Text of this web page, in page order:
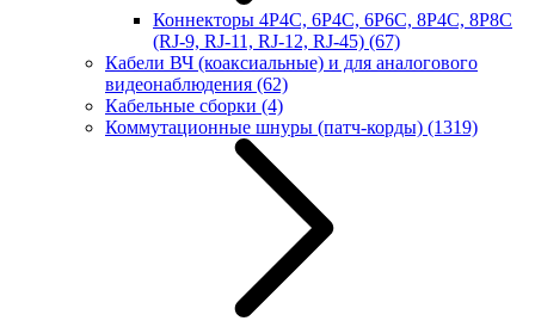
Коннекторы 4P4C, 6P4C, 6P6C, 8P4C, 8P8C
(RJ-9, RJ-11, RJ-12, RJ-45) (67)
Кабели ВЧ (коаксиальные) и для аналогового
видеонаблюдения (62)
Кабельные сборки (4)
Коммутационные шнуры (патч-корды) (1319)